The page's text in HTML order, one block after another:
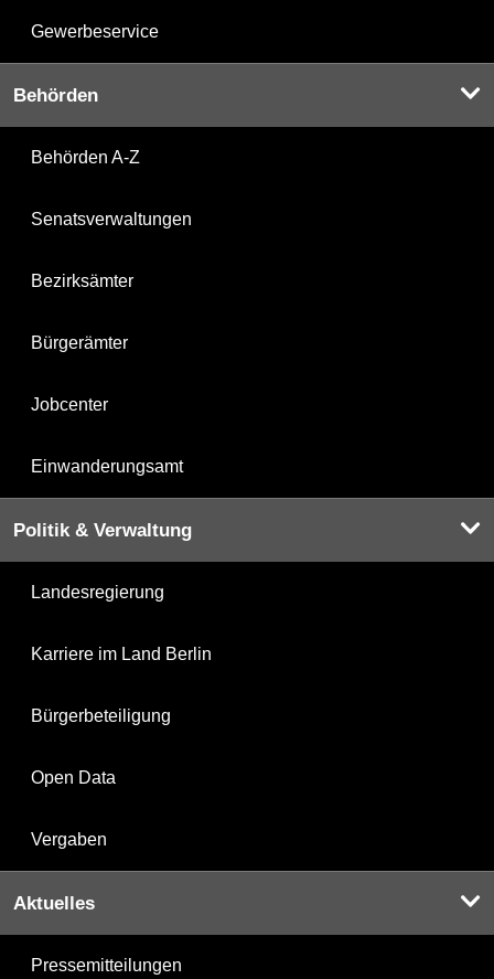
Gewerbeservice
Behörden
Behörden A-Z
Senatsverwaltungen
Bezirksämter
Bürgerämter
Jobcenter
Einwanderungsamt
Politik & Verwaltung
Landesregierung
Karriere im Land Berlin
Bürgerbeteiligung
Open Data
Vergaben
Aktuelles
Pressemitteilungen